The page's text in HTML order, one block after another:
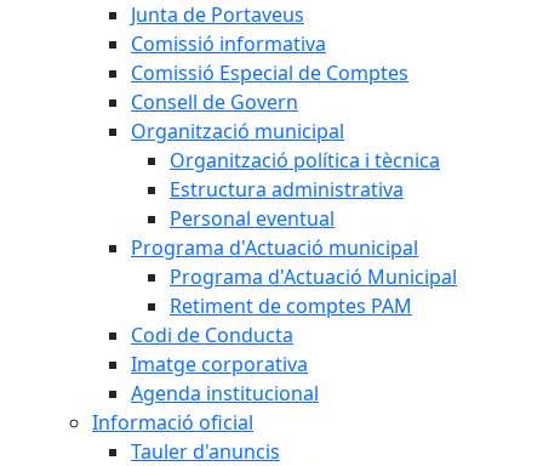
Junta de Portaveus
Comissió informativa
Comissió Especial de Comptes
Consell de Govern
Organització municipal
Organització política i tècnica
Estructura administrativa
Personal eventual
Programa d'Actuació municipal
Programa d'Actuació Municipal
Retiment de comptes PAM
Codi de Conducta
Imatge corporativa
Agenda institucional
Informació oficial
Tauler d'anuncis